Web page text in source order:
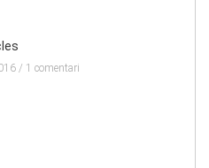
/ 1 comentari